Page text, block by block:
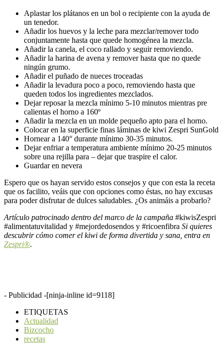
Aplastar los plátanos en un bol o recipiente con la ayuda de
un tenedor.
Añadir los huevos y la leche para mezclar/remover todo
conjuntamente hasta que quede homogénea la mezcla.
Añadir la canela, el coco rallado y seguir removiendo.
Añadir la harina de avena y remover hasta que no quede
ningún grumo.
Añadir el puñado de nueces troceadas
Añadir la levadura poco a poco, removiendo hasta que
queden todos los ingredientes mezclados.
Dejar reposar la mezcla mínimo 5-10 minutos mientras pre
calientas el horno a 160º
Añadir la mezcla en un molde pequeño apto para el horno.
Colocar en la superficie finas láminas de kiwi Zespri SunGold
Hornear a 140° durante mínimo 30-35 minutos.
Dejar enfriar a temperatura ambiente mínimo 20-25 minutos
sobre una rejilla para – dejar que traspire el calor.
Guardar en nevera
Espero que os hayan servido estos consejos y que con esta la receta
que os facilito, veáis que con opciones como éstas, no hay excusas
para poder disfrutar de dulces saludables. ¿Os animáis a probarlo?
Artículo patrocinado dentro del marco de la campaña #kiwisZespri
#alimentatuvitalidad y #mejordedosendos y #ricoenfibra Si quieres
descubrir cómo comer el kiwi de forma divertida y sana, entra en
Zespri®.
- Publicidad -[ninja-inline id=9118]
ETIQUETAS
Actualidad
Bizcocho
recetas